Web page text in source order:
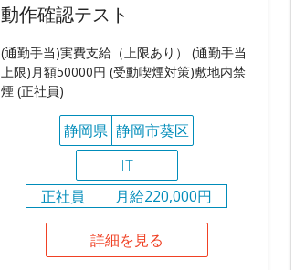
動作確認テスト
(通勤手当)実費支給（上限あり） (通勤手当
上限)月額50000円 (受動喫煙対策)敷地内禁
煙 (正社員)
静岡県 静岡市葵区
IT
正社員
月給220,000円
詳細を見る